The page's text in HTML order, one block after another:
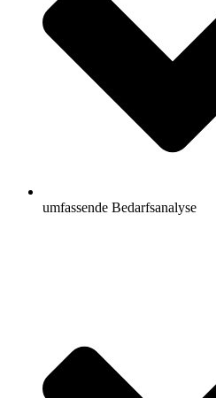
umfassende Bedarfsanalyse